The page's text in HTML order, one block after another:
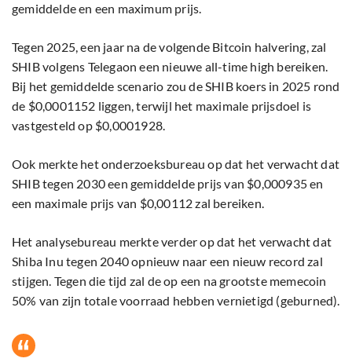
gemiddelde en een maximum prijs.
Tegen 2025, een jaar na de volgende Bitcoin halvering, zal
SHIB volgens Telegaon een nieuwe all-time high bereiken.
Bij het gemiddelde scenario zou de SHIB koers in 2025 rond
de $0,0001152 liggen, terwijl het maximale prijsdoel is
vastgesteld op $0,0001928.
Ook merkte het onderzoeksbureau op dat het verwacht dat
SHIB tegen 2030 een gemiddelde prijs van $0,000935 en
een maximale prijs van $0,00112 zal bereiken.
Het analysebureau merkte verder op dat het verwacht dat
Shiba Inu tegen 2040 opnieuw naar een nieuw record zal
stijgen. Tegen die tijd zal de op een na grootste memecoin
50% van zijn totale voorraad hebben vernietigd (geburned).